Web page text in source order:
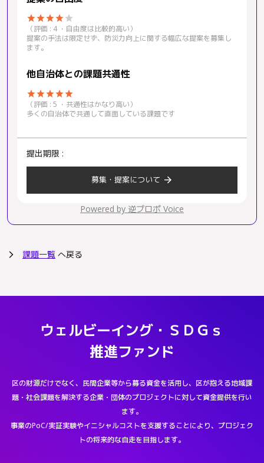
starstarstarstarstar
（評価 : 4 ・自由度は比較的高い）
提案の手法は限定せず、防災力向上に関する幅広な提案を募集し
ます。
他自治体との課題共通性
starstarstarstarstar
（評価 : 5 ・共通性はかなり高い）
多くの自治体で共通して直面している課題です
提出期限 :
募集・提案について arrow_forward
Powered by 逆プロポ Voice
arrow_forward_ios 課題一覧 へ戻る
ウェルビーイング・ＳＤＧｓ
推進ファンド
区の財源だけでなく、民間企業等から募る資金を活用し、区が抱える地域課
題・社会課題を解決する企業・団体のプロジェクトに対して資金提供を行い
ます。
事業のPoC/実証実験やイニシャルコストを支援することにより、プロジェク
トの将来的な自走を目指します。